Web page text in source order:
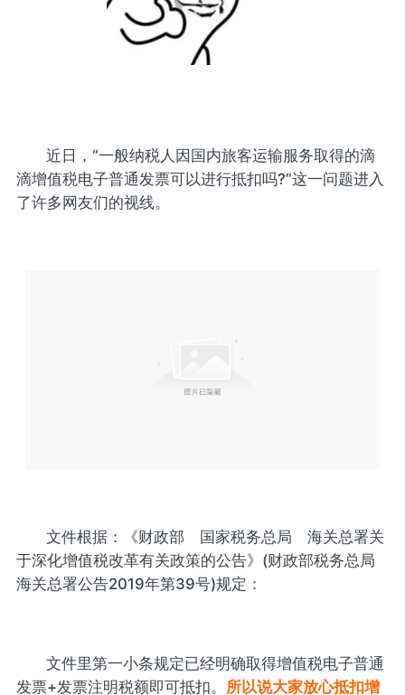
近日，“一般纳税人因国内旅客运输服务取得的滴
滴增值税电子普通发票可以进行抵扣吗?“这一问题进入
了许多网友们的视线。
文件根据：《财政部 国家税务总局 海关总署关
于深化增值税改革有关政策的公告》(财政部税务总局
海关总署公告2019年第39号)规定：
文件里第一小条规定已经明确取得增值税电子普通
发票+发票注明税额即可抵扣。 所以说大家放心抵扣增